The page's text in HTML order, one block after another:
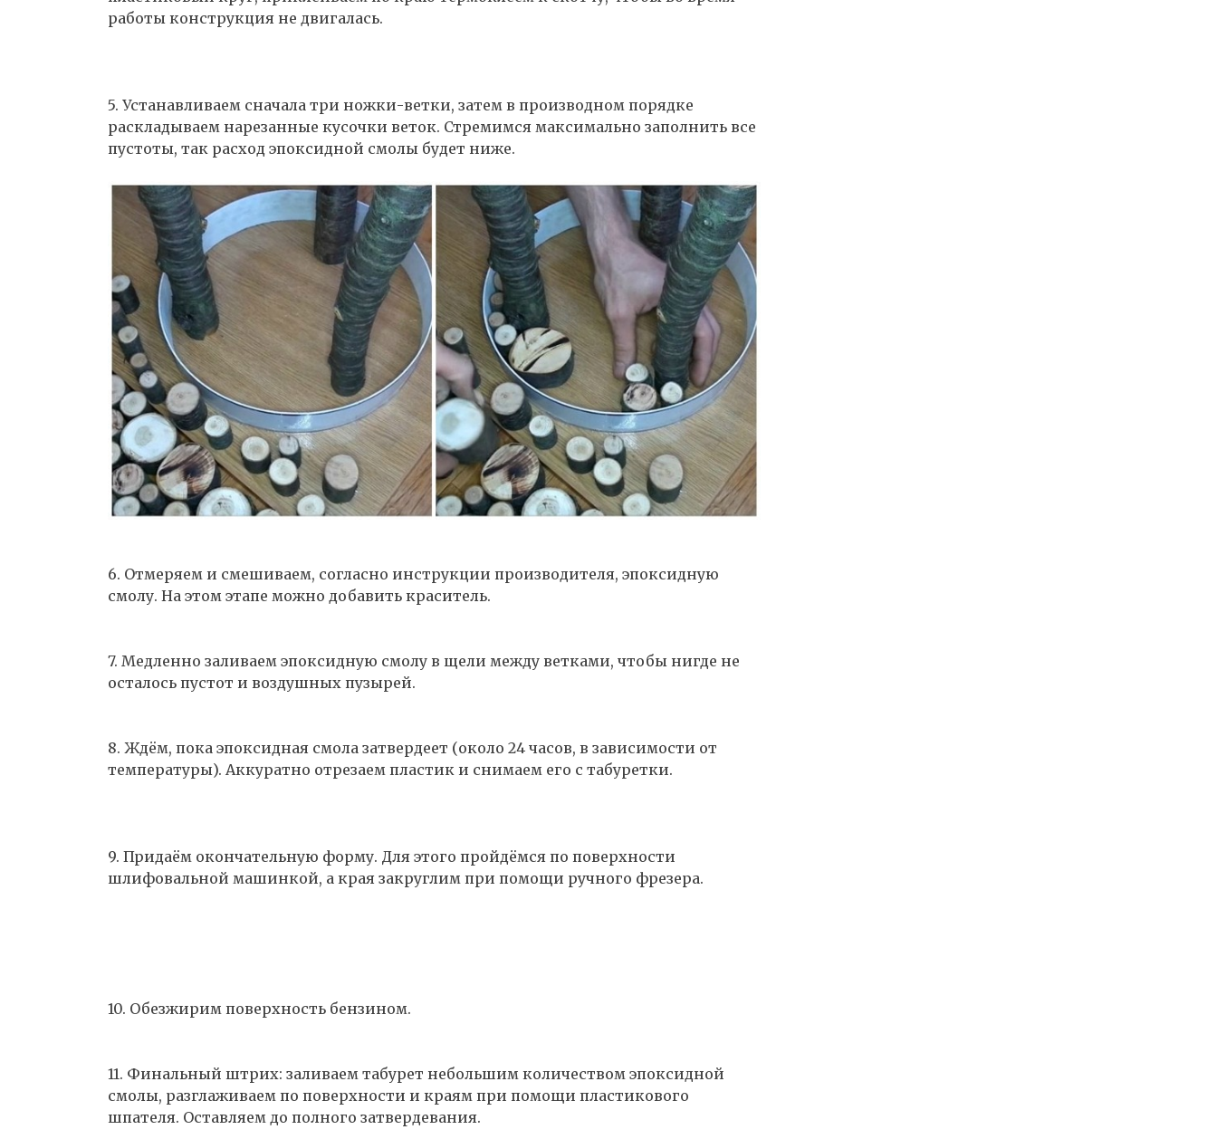
работы конструкция не двигалась.
5. Устанавливаем сначала три ножки-ветки, затем в производном порядке
раскладываем нарезанные кусочки веток. Стремимся максимально заполнить все
пустоты, так расход эпоксидной смолы будет ниже.
6. Отмеряем и смешиваем, согласно инструкции производителя, эпоксидную
смолу. На этом этапе можно добавить краситель.
7. Медленно заливаем эпоксидную смолу в щели между ветками, чтобы нигде не
осталось пустот и воздушных пузырей.
8. Ждём, пока эпоксидная смола затвердеет (около 24 часов, в зависимости от
температуры). Аккуратно отрезаем пластик и снимаем его с табуретки.
9. Придаём окончательную форму. Для этого пройдёмся по поверхности
шлифовальной машинкой, а края закруглим при помощи ручного фрезера.
10. Обезжирим поверхность бензином.
11. Финальный штрих: заливаем табурет небольшим количеством эпоксидной
смолы, разглаживаем по поверхности и краям при помощи пластикового
шпателя. Оставляем до полного затвердевания.